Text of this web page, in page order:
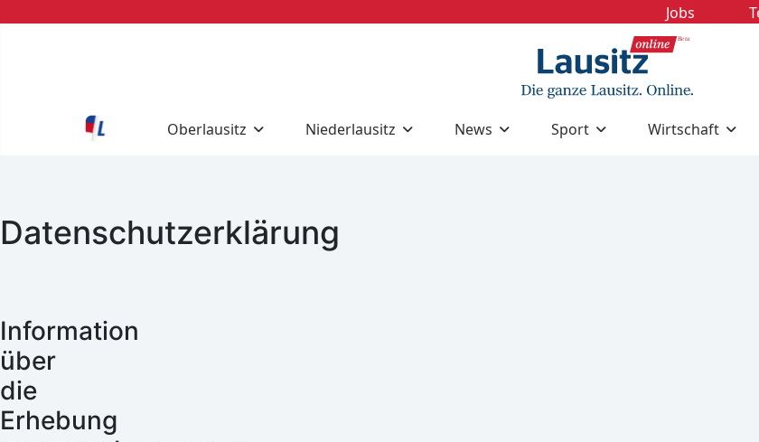
Jobs
Oberlausitz Niederlausitz News Sport Wirtschaft
Datenschutzerklärung
Information
über
die
Erhebung